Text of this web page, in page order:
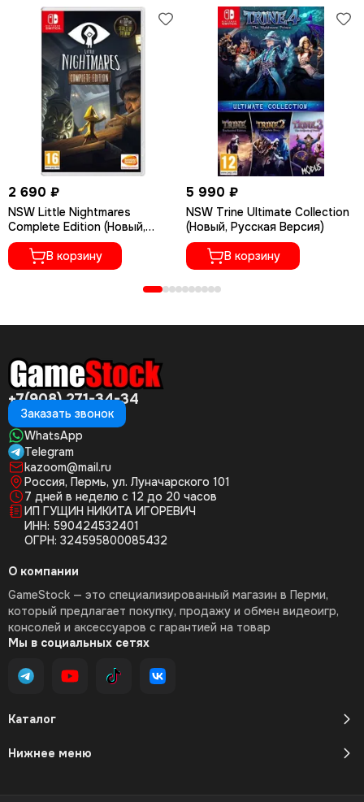
2 690 ₽
NSW Little Nightmares
Complete Edition (Новый,
Русские субтитры)
В корзину
5 990 ₽
NSW Trine Ultimate Collection
(Новый, Русская Версия)
В корзину
+7(908) 271-34-34
Заказать звонок
WhatsApp
Telegram
kazoom@mail.ru
Россия, Пермь, ул. Луначарского 101
7 дней в неделю с 12 до 20 часов
ИП ГУЩИН НИКИТА ИГОРЕВИЧ
ИНН: 590424532401
ОГРН: 324595800085432
Каталог
Нижнее меню
О компании
GameStock — это специализированный магазин в Перми,
который предлагает покупку, продажу и обмен видеоигр,
консолей и аксессуаров с гарантией на товар
Мы в социальных сетях